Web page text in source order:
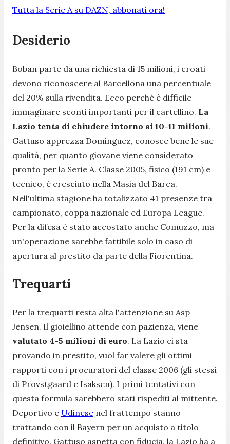
Tutta la Serie A su DAZN, abbonati ora!
Desiderio
Boban parte da una richiesta di 15 milioni, i croati
devono riconoscere al Barcellona una percentuale
del 20% sulla rivendita. Ecco perché è difficile
immaginare sconti importanti per il cartellino. La
Lazio tenta di chiudere intorno ai 10-11 milioni.
Gattuso apprezza Dominguez, conosce bene le sue
qualità, per quanto giovane viene considerato
pronto per la Serie A. Classe 2005, fisico (191 cm) e
tecnico, è cresciuto nella Masia del Barca.
Nell'ultima stagione ha totalizzato 41 presenze tra
campionato, coppa nazionale ed Europa League.
Per la difesa è stato accostato anche Comuzzo, ma
un'operazione sarebbe fattibile solo in caso di
apertura al prestito da parte della Fiorentina.
Trequarti
Per la trequarti resta alta l'attenzione su Asp
Jensen. Il gioiellino attende con pazienza, viene
valutato 4-5 milioni di euro. La Lazio ci sta
provando in prestito, vuol far valere gli ottimi
rapporti con i procuratori del classe 2006 (gli stessi
di Provstgaard e Isaksen). I primi tentativi con
questa formula sarebbero stati rispediti al mittente.
Deportivo e Udinese nel frattempo stanno
trattando con il Bayern per un acquisto a titolo
definitivo. Gattuso aspetta con fiducia, la Lazio ha a